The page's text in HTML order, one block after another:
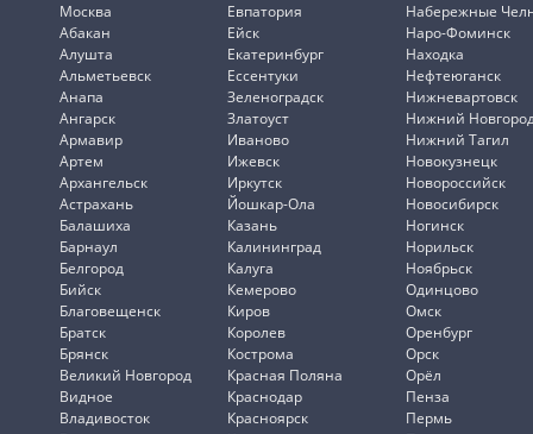
Москва
Абакан
Алушта
Альметьевск
Анапа
Ангарск
Армавир
Артем
Архангельск
Астрахань
Балашиха
Барнаул
Белгород
Бийск
Благовещенск
Братск
Брянск
Великий Новгород
Видное
Владивосток
Евпатория
Ейск
Екатеринбург
Ессентуки
Зеленоградск
Златоуст
Иваново
Ижевск
Иркутск
Йошкар-Ола
Казань
Калининград
Калуга
Кемерово
Киров
Королев
Кострома
Красная Поляна
Краснодар
Красноярск
Набережные
Наро-Фоминск
Находка
Нефтеюганск
Нижневартовск
Нижний
Нижний Тагил
Новокузнецк
Новороссийск
Новосибирск
Ногинск
Норильск
Ноябрьск
Одинцово
Омск
Оренбург
Орск
Орёл
Пенза
Пермь